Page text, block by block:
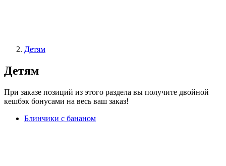
Детям
Детям
При заказе позиций из этого раздела вы получите двойной
кешбэк бонусами на весь ваш заказ!
Блинчики с бананом